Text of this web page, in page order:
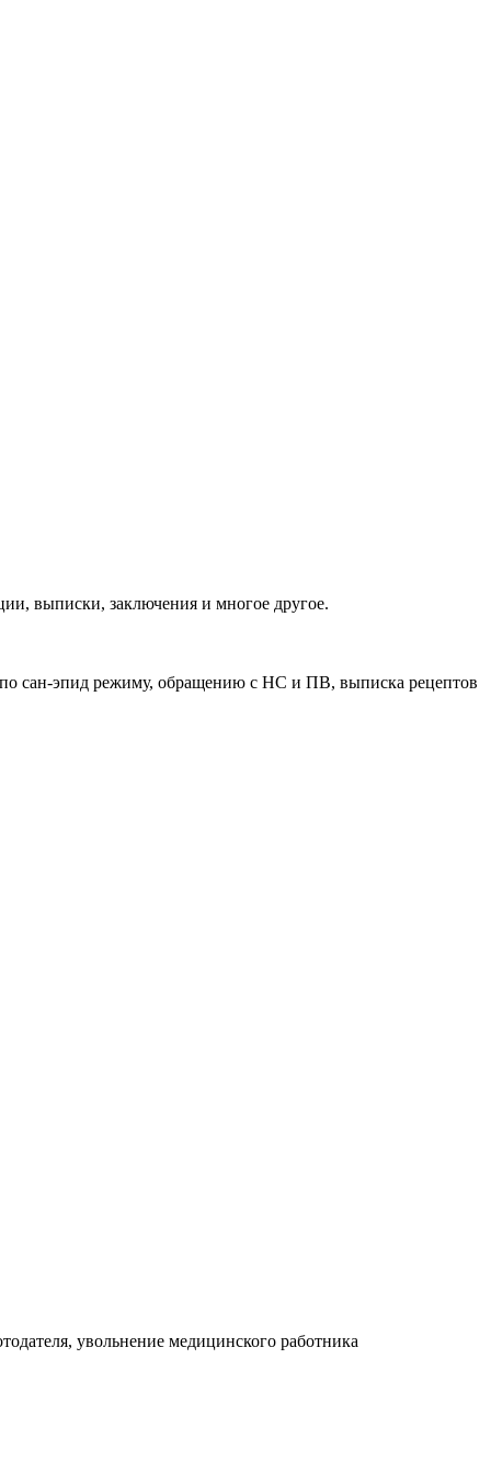
выписки, заключения и многое другое.
сан-эпид режиму, обращению с НС и ПВ, выписка рецептов
увольнение медицинского работника